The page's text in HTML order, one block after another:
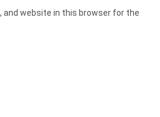
and website in this browser for the